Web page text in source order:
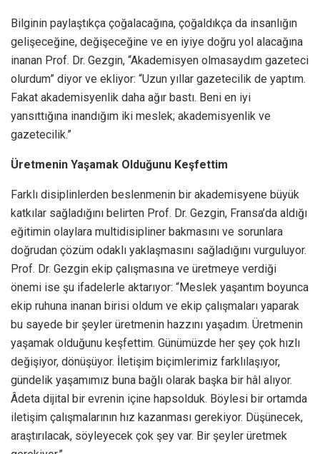
Bilginin paylaştıkça çoğalacağına, çoğaldıkça da insanlığın
gelişeceğine, değişeceğine ve en iyiye doğru yol alacağına
inanan Prof. Dr. Gezgin, “Akademisyen olmasaydım gazeteci
olurdum” diyor ve ekliyor: “Uzun yıllar gazetecilik de yaptım.
Fakat akademisyenlik daha ağır bastı. Beni en iyi
yansıttığına inandığım iki meslek; akademisyenlik ve
gazetecilik.”
Üretmenin Yaşamak Olduğunu Keşfettim
Farklı disiplinlerden beslenmenin bir akademisyene büyük
katkılar sağladığını belirten Prof. Dr. Gezgin, Fransa’da aldığı
eğitimin olaylara multidisipliner bakmasını ve sorunlara
doğrudan çözüm odaklı yaklaşmasını sağladığını vurguluyor.
Prof. Dr. Gezgin ekip çalışmasına ve üretmeye verdiği
önemi ise şu ifadelerle aktarıyor: “Meslek yaşantım boyunca
ekip ruhuna inanan birisi oldum ve ekip çalışmaları yaparak
bu sayede bir şeyler üretmenin hazzını yaşadım. Üretmenin
yaşamak olduğunu keşfettim. Günümüzde her şey çok hızlı
değişiyor, dönüşüyor. İletişim biçimlerimiz farklılaşıyor,
gündelik yaşamımız buna bağlı olarak başka bir hâl alıyor.
Âdeta dijital bir evrenin içine hapsolduk. Böylesi bir ortamda
iletişim çalışmalarının hız kazanması gerekiyor. Düşünecek,
araştırılacak, söyleyecek çok şey var. Bir şeyler üretmek